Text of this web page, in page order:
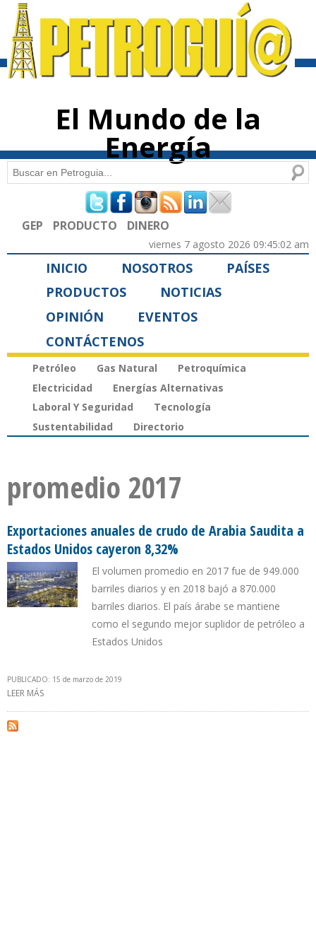
contenido
El Mundo de la
Energía
Formulario de búsqueda
Buscar
GEP PRODUCTO DINERO
viernes 7 agosto 2026 09:45:02 am
INICIO NOSOTROS
PAÍSES
PRODUCTOS
NOTICIAS
OPINIÓN
EVENTOS
CONTÁCTENOS
Petróleo Gas Natural
Petroquímica
Electricidad
Energías Alternativas
Laboral Y Seguridad
Tecnología
Sustentabilidad
Directorio
promedio 2017
Exportaciones anuales de crudo de Arabia Saudita a
Estados Unidos cayeron 8,32%
El volumen promedio en 2017 fue de 949.000
barriles diarios y en 2018 bajó a 870.000
barriles diarios. El país árabe se mantiene
como el segundo mejor suplidor de petróleo a
Estados Unidos
PUBLICADO: 15 de marzo de 2019
LEER MÁS